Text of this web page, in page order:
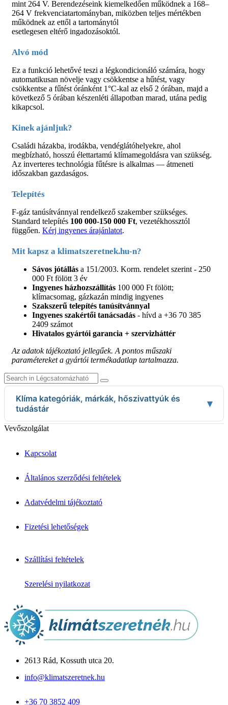
mint 264 V. Berendezéseink kiemelkedően működnek a 168–
264 V frekvenciatartományban, miközben teljes mértékben
működnek az ettől a tartománytól
esetlegesen eltérő ingadozásoktól.
Alvó mód
Ez a funkció lehetővé teszi a légkondicionáló számára, hogy
automatikusan növelje vagy csökkentse a hűtést, vagy
csökkentse a fűtést óránként 1°C-kal az első 2 órában, majd a
következő 5 órában készenléti állapotban marad, utána pedig
kikapcsol.
Kinek ajánljuk?
Családi házakba, irodákba, vendéglátóhelyekre, ahol
megbízható, hosszú élettartamú klímamegoldásra van szükség.
Az inverteres technológia fűtésre is alkalmas — átmeneti
időszakban gazdaságos.
Telepítés
F-gáz tanúsítvánnyal rendelkező szakember szükséges.
Standard telepítés 100 000-150 000 Ft, vezetékhossztól
függően. Kérj ingyenes árajánlatot.
Mit kapsz a klimatszeretnek.hu-n?
Sávos jótállás a 151/2003. Korm. rendelet szerint - 250
000 Ft fölött 3 év
Ingyenes házhozszállítás 100 000 Ft fölött;
klímacsomag, gázkazán mindig ingyenes
Szakszerű telepítés tanúsítvánnyal
Ingyenes szakértői tanácsadás - hívd a +36 70 385
2409 számot
Hivatalos gyártói garancia + szervizháttér
Az adatok tájékoztató jellegűek. A pontos műszaki
paramétereket a gyártói termékadatlap tartalmazza.
Klíma kategóriák, márkák, hőszivattyúk és
tudástár
▾
Klíma kategóriák
Mobil klímák
VRV/VRF rendszerek
Légtisztítók
Klíma márkák
Mitsubishi klíma
Fujitsu klíma
Gree klíma
Midea klíma
Hőszivattyú
Monoblokkos
Split rendszerű
Csomagajánlatok
Panasonic Aquarea
Midea M-Thermal
Fujitsu Waterstage
Csendes hálószoba klíma
Vevőszolgálat
Kapcsolat
Általános szerződési feltételek
Adatvédelmi tájékoztató
Fizetési lehetőségek
Szállítási feltételek
Szerelési nyilatkozat
2613 Rád, Kossuth utca 20.
info@klimatszeretnek.hu
+36 70 3852 409